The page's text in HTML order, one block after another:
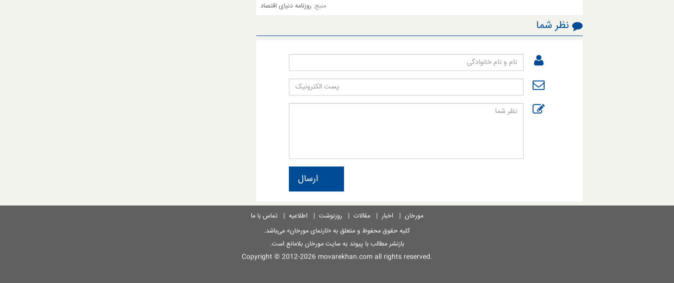
منبع: روزنامه دنیای اقتصاد
نظر شما
ارسال
مورخان | اخبار | مقالات | روزنوشت | اطلاعیه |
تماس با ما
کلیه حقوق محفوظ و متعلق به «تارنمای مورخان» می‌باشد.
بازنشر مطالب با پیوند به سایت مورخان بلامانع است.
Copyright © 2012-2026 movarekhan.com all rights reserved.